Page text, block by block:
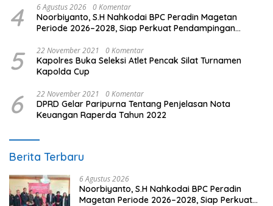
4 6 Agustus 2026 0 Komentar
Noorbiyanto, S.H Nahkodai BPC Peradin Magetan
Periode 2026–2028, Siap Perkuat Pendampingan
5 22 November 2021 0 Komentar
Kapolres Buka Seleksi Atlet Pencak Silat Turnamen
Kapolda Cup
6 22 November 2021 0 Komentar
DPRD Gelar Paripurna Tentang Penjelasan Nota
Keuangan Raperda Tahun 2022
Berita Terbaru
6 Agustus 2026
Noorbiyanto, S.H Nahkodai BPC Peradin
Magetan Periode 2026–2028, Siap Perkuat